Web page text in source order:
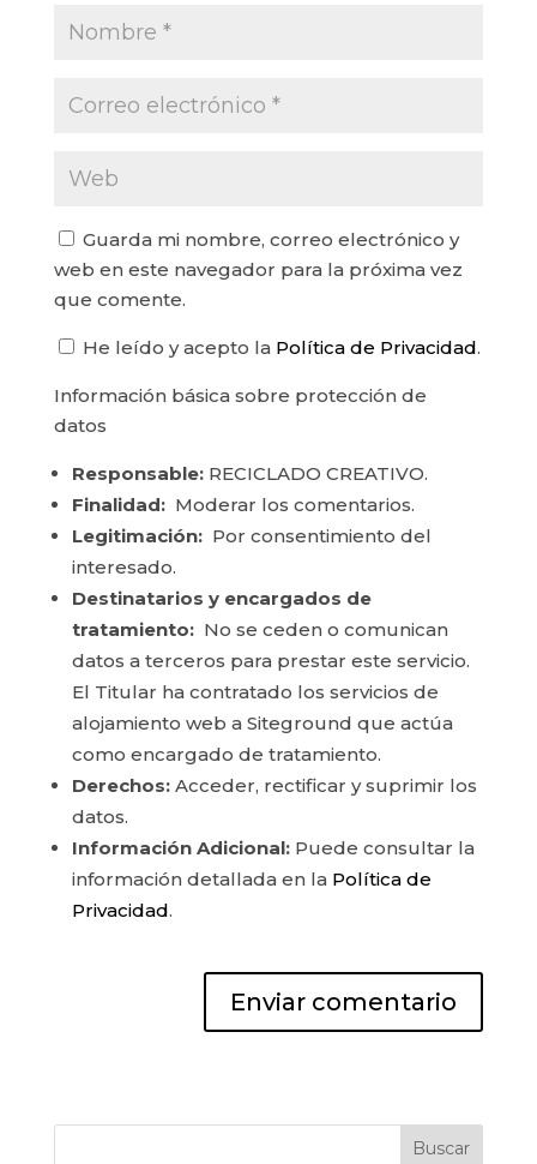
Guarda mi nombre, correo electrónico y
web en este navegador para la próxima vez
que comente.
He leído y acepto la Política de Privacidad.
Información básica sobre protección de
datos
Responsable:RECICLADO CREATIVO.
Finalidad:Moderar los comentarios.
Legitimación:Por consentimiento del
interesado.
Destinatarios y encargados de
tratamiento:No se ceden o comunican
datos a terceros para prestar este servicio.
El Titular ha contratado los servicios de
alojamiento web a Siteground que actúa
como encargado de tratamiento.
Derechos:Acceder, rectificar y suprimir los
datos.
Información Adicional:Puede consultar la
información detallada en la Política de
Privacidad.